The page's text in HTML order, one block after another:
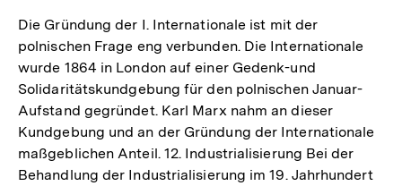
Die Gründung der I. Internationale ist mit der
polnischen Frage eng verbunden. Die Internationale
wurde 1864 in London auf einer Gedenk-und
Solidaritätskundgebung für den polnischen Januar-
Aufstand gegründet. Karl Marx nahm an dieser
Kundgebung und an der Gründung der Internationale
maßgeblichen Anteil. 12. Industrialisierung Bei der
Behandlung der Industrialisierung im 19. Jahrhundert